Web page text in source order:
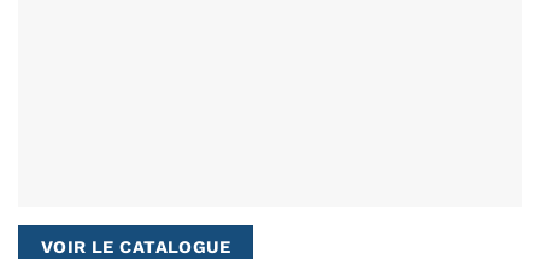
VOIR LE CATALOGUE